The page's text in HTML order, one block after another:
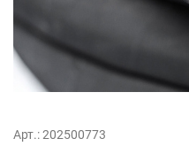
Арт.: 202500773